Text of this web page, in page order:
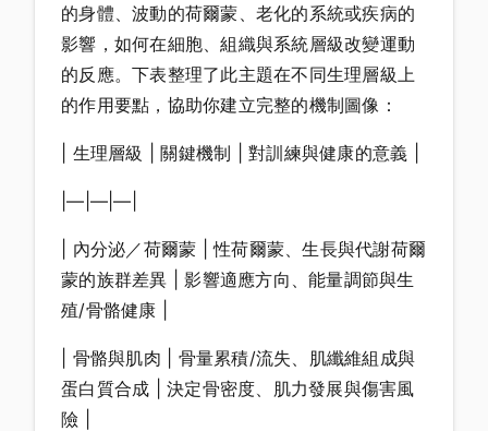
的身體、波動的荷爾蒙、老化的系統或疾病的
影響，如何在細胞、組織與系統層級改變運動
的反應。下表整理了此主題在不同生理層級上
的作用要點，協助你建立完整的機制圖像：
| 生理層級 | 關鍵機制 | 對訓練與健康的意義 |
|—|—|—|
| 內分泌／荷爾蒙 | 性荷爾蒙、生長與代謝荷爾
蒙的族群差異 | 影響適應方向、能量調節與生
殖/骨骼健康 |
| 骨骼與肌肉 | 骨量累積/流失、肌纖維組成與
蛋白質合成 | 決定骨密度、肌力發展與傷害風
險 |